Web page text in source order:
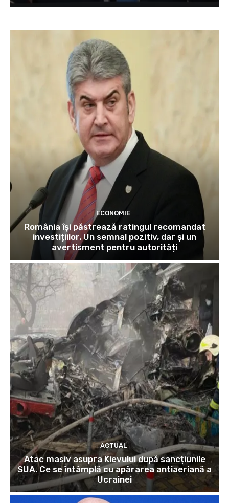
ECONOMIE
România își păstrează ratingul recomandat
investițiilor. Un semnal pozitiv, dar și un
avertisment pentru autorități
ACTUAL
Atac masiv asupra Kievului după sancțiunile
SUA. Ce se întâmplă cu apărarea antiaeriană a
Ucrainei